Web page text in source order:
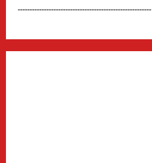
--------------------------------------------------------